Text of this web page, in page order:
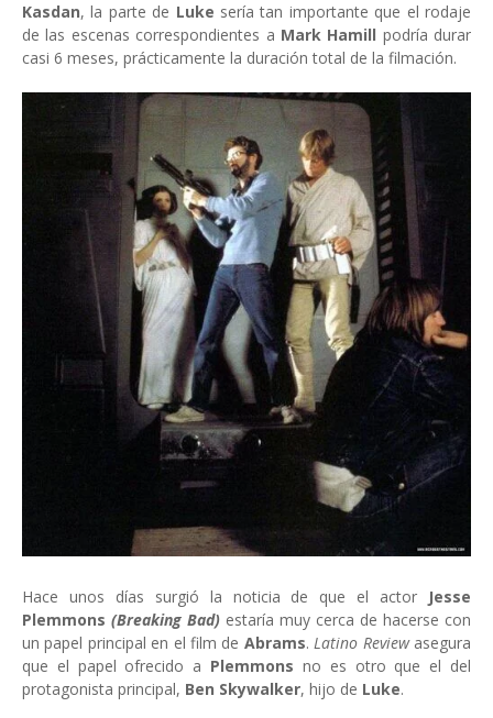
Kasdan, la parte de Luke sería tan importante que el rodaje
de las escenas correspondientes a Mark Hamill podría durar
casi 6 meses, prácticamente la duración total de la filmación.
Hace unos días surgió la noticia de que el actor
Jesse
Plemmons (Breaking Bad) estaría muy cerca de hacerse con
un papel principal en el film de Abrams. Latino Reviewasegura
que el papel ofrecido a Plemmons no es otro que el del
protagonista principal, Ben Skywalker, hijo de Luke.